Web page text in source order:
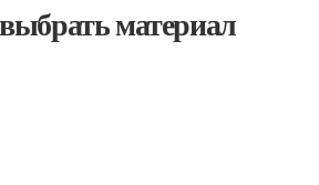
материал